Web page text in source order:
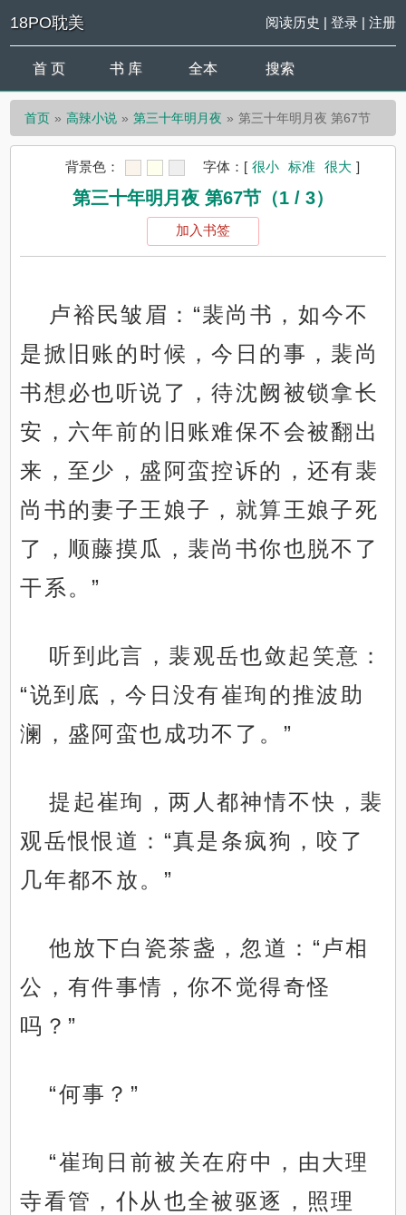
18PO耽美 阅读历史 | 登录| 注册
首 页 书 库 全本 搜索
首页 高辣小说 第三十年明月夜 第三十年明月夜 第67节
背景色： 字体： [ 很小 标准 很大 ]
第三十年明月夜 第67节（1 / 3）
加入书签
卢裕民皱眉：“裴尚书，如今不
是掀旧账的时候，今日的事，裴尚
书想必也听说了，待沈阙被锁拿长
安，六年前的旧账难保不会被翻出
来，至少，盛阿蛮控诉的，还有裴
尚书的妻子王娘子，就算王娘子死
了，顺藤摸瓜，裴尚书你也脱不了
干系。”
听到此言，裴观岳也敛起笑意：
“说到底，今日没有崔珣的推波助
澜，盛阿蛮也成功不了。”
提起崔珣，两人都神情不快，裴
观岳恨恨道：“真是条疯狗，咬了
几年都不放。”
他放下白瓷茶盏，忽道：“卢相
公，有件事情，你不觉得奇怪
吗？”
“何事？”
“崔珣日前被关在府中，由大理
寺看管，仆从也全被驱逐，照理